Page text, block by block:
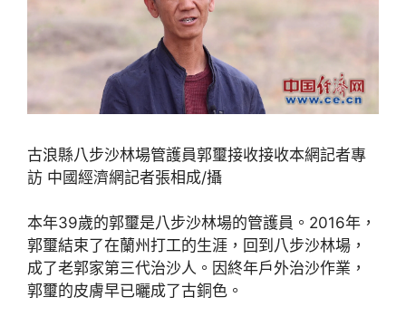
古浪縣八步沙林場管護員郭璽接收接收本網記者專
訪 中國經濟網記者張相成/攝
本年39歲的郭璽是八步沙林場的管護員。2016年，
郭璽結束了在蘭州打工的生涯，回到八步沙林場，
成了老郭家第三代治沙人。因終年戶外治沙作業，
郭璽的皮膚早已曬成了古銅色。